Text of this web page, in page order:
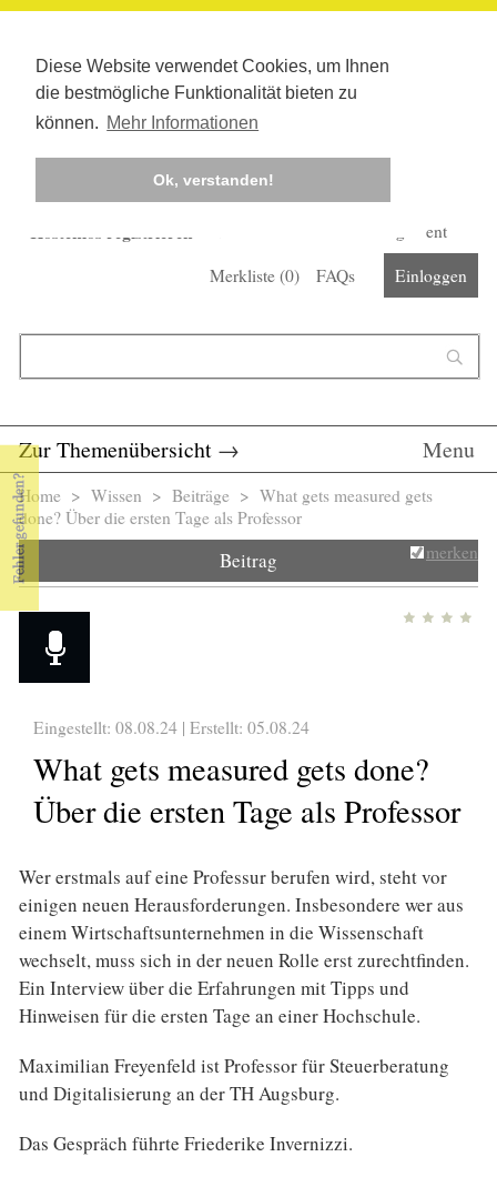
Diese Website verwendet Cookies, um Ihnen
die bestmögliche Funktionalität bieten zu
können. Mehr Informationen
Ok, verstanden!
Kostenlos registrieren
Corona-Management
Merkliste (0) FAQs Einloggen
Zur Themenübersicht → Menu
Sie sind hier
Home > Wissen > Beiträge > What gets measured gets
done? Über die ersten Tage als Professor
Beitrag merken
Eingestellt: 08.08.24 | Erstellt: 05.08.24
What gets measured gets done?
Über die ersten Tage als Professor
Wer erstmals auf eine Professur berufen wird, steht vor
einigen neuen Herausforderungen. Insbesondere wer aus
einem Wirtschaftsunternehmen in die Wissenschaft
wechselt, muss sich in der neuen Rolle erst zurechtfinden.
Ein Interview über die Erfahrungen mit Tipps und
Hinweisen für die ersten Tage an einer Hochschule.
Maximilian Freyenfeld ist Professor für Steuerberatung
und Digitalisierung an der TH Augsburg.
Das Gespräch führte Friederike Invernizzi.